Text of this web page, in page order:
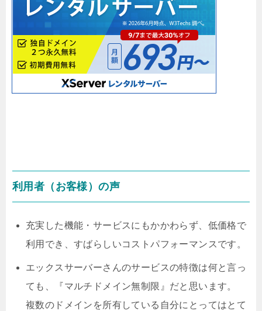
利用者（お客様）の声
充実した機能・サービスにもかかわらず、低価格で
利用でき、すばらしいコストパフォーマンスです。
エックスサーバーさんのサービスの特徴は何と言っ
ても、『マルチドメイン無制限』だと思います。
複数のドメインを所有している自分にとってはとて